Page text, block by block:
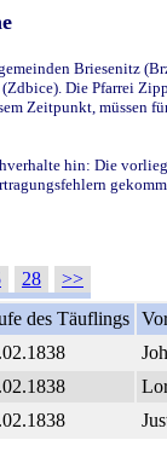
Briesenitz
Die Pfarrei
müssen
hin: Die
28
>>
des Täuflings